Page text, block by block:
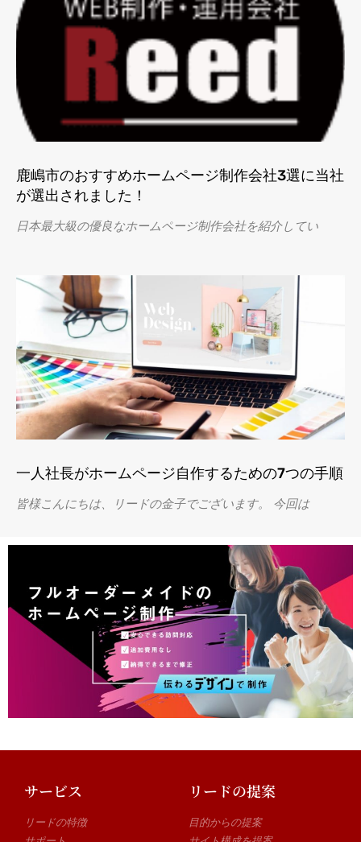
鹿嶋市のおすすめホームページ制作会社3選に当社
が選出されました！
日本最大級の優良なホームページ制作会社を紹介してい
一人社長がホームページ自作するための7つの手順
皆様こんにちは、リードの金子でございます。 今回は
サービス
リードの特徴
リードの提案
目的からの提案